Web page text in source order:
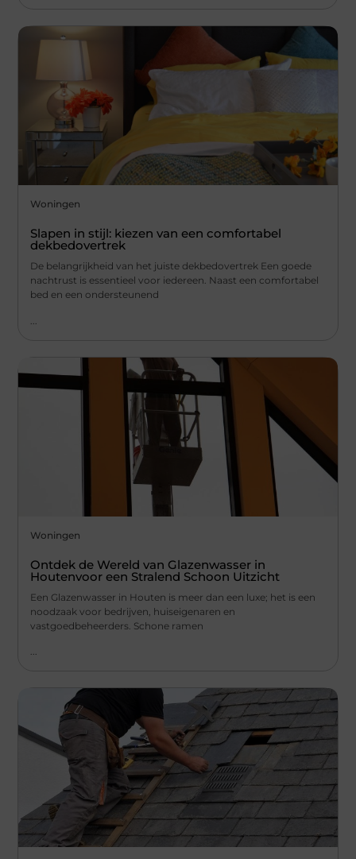
Woningen
Slapen in stijl: kiezen van een comfortabel
dekbedovertrek
De belangrijkheid van het juiste dekbedovertrek Een goede
nachtrust is essentieel voor iedereen. Naast een comfortabel
bed en een ondersteunend
Woningen
Ontdek de Wereld van Glazenwasser in
Houtenvoor een Stralend Schoon Uitzicht
Een Glazenwasser in Houten is meer dan een luxe; het is een
noodzaak voor bedrijven, huiseigenaren en
vastgoedbeheerders. Schone ramen
...